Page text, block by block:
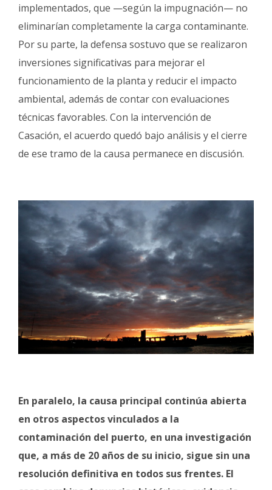
implementados, que —según la impugnación— no
eliminarían completamente la carga contaminante.
Por su parte, la defensa sostuvo que se realizaron
inversiones significativas para mejorar el
funcionamiento de la planta y reducir el impacto
ambiental, además de contar con evaluaciones
técnicas favorables. Con la intervención de
Casación, el acuerdo quedó bajo análisis y el cierre
de ese tramo de la causa permanece en discusión.
En paralelo, la causa principal continúa abierta
en otros aspectos vinculados a la
contaminación del puerto, en una investigación
que, a más de 20 años de su inicio, sigue sin una
resolución definitiva en todos sus frentes. El